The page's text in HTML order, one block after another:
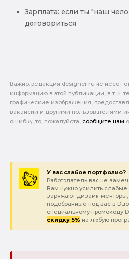
Зарплата: если ты "наш
договориться
Важно: pедакция designer.ru не несет
информацию в этой публикации, в т. ч.
графические изображения,
вакансии и другими пользователями
ошибку, то, пожалуйста, сообщите нам
У вас слабое портфолио?
Работодатель вас не
Вам нужно усилить слабые
заряжают дизайн-
подобранные под вас в
специальному промокоду
скидку 5% на любую